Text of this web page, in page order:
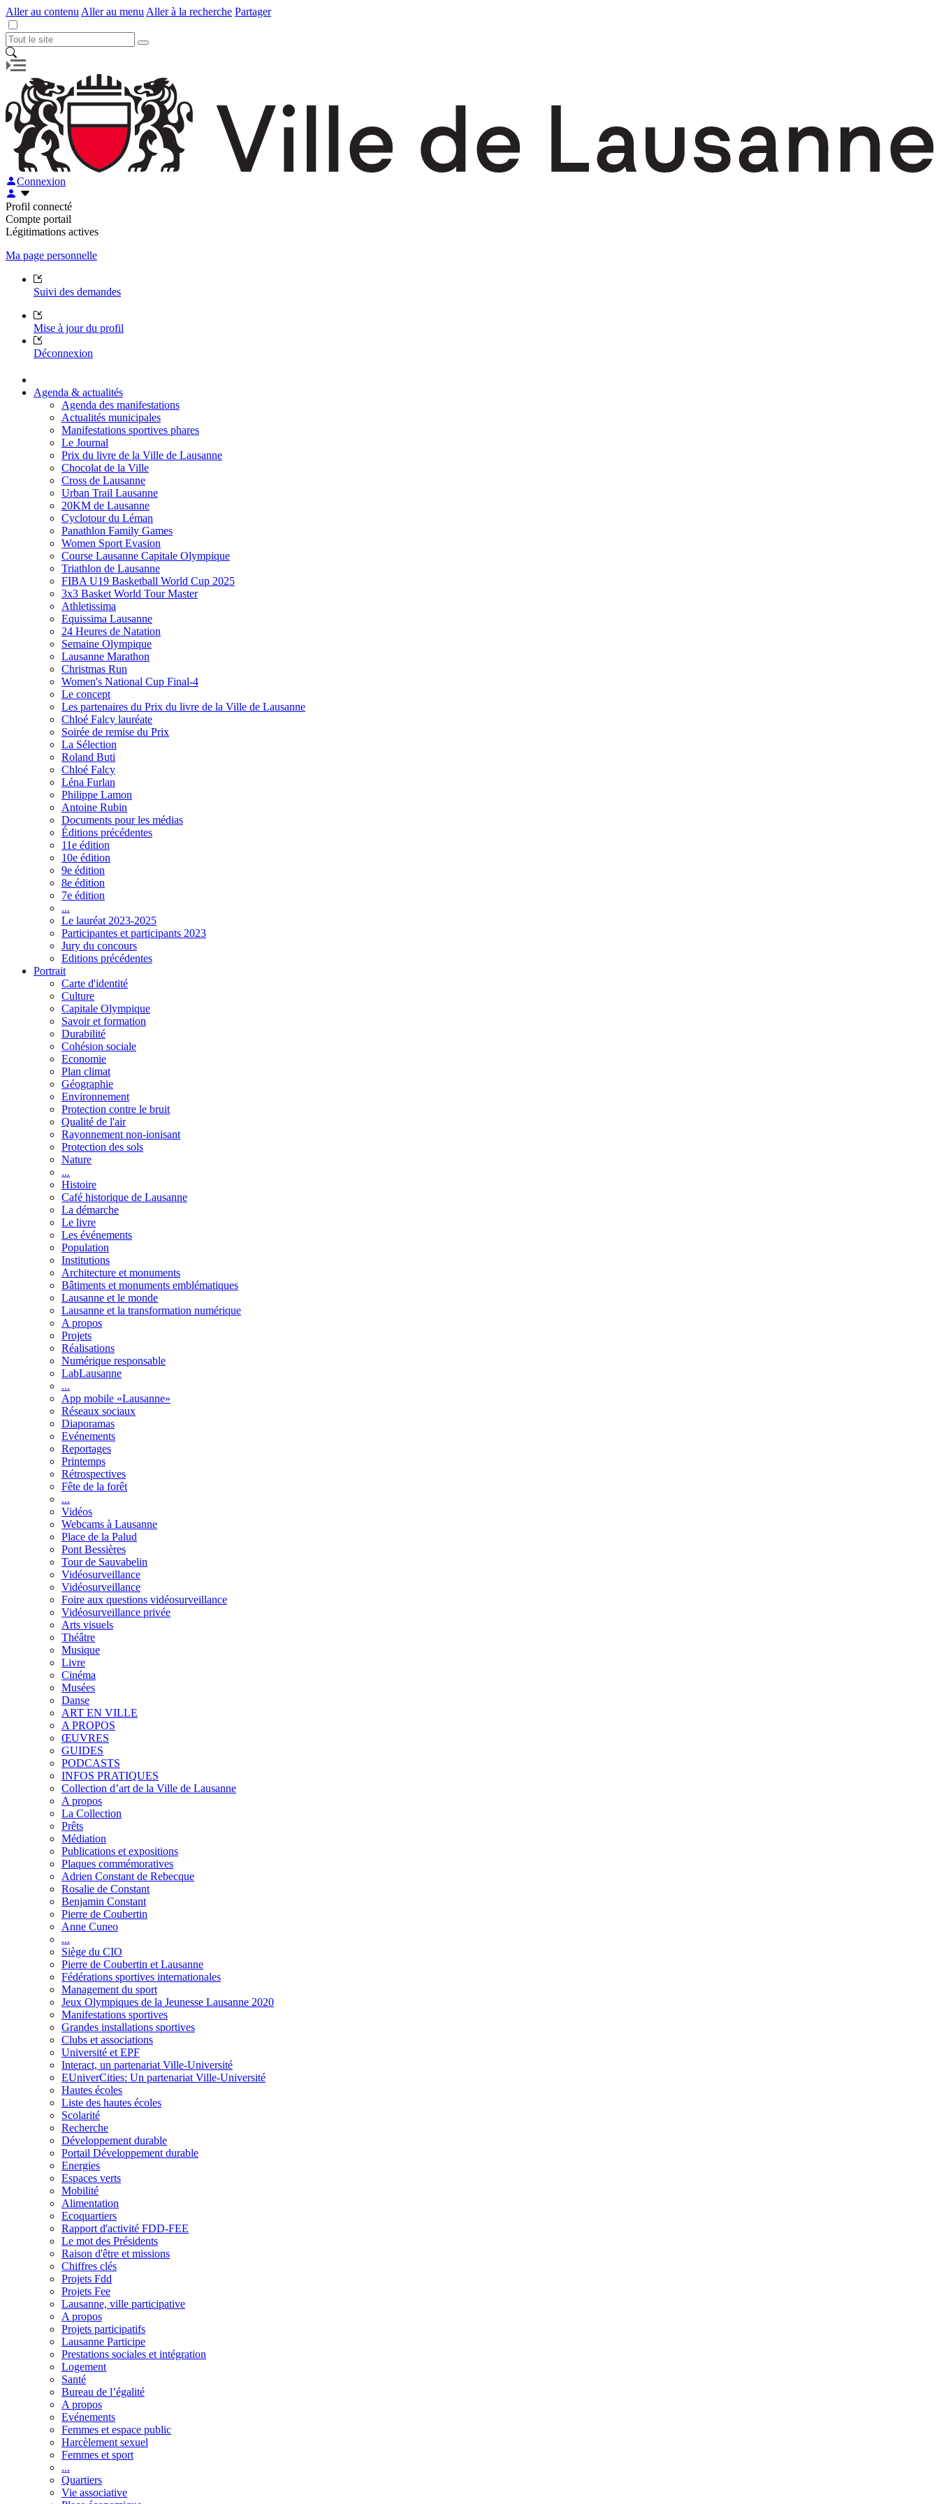
Aller au contenu Aller au menu Aller à la recherche Partager
Connexion
Profil connecté
Compte portail
Légitimations actives
Ma page personnelle
Suivi des demandes
Mise à jour du profil
Déconnexion
Agenda & actualités
Agenda des manifestations
Actualités municipales
Manifestations sportives phares
Le Journal
Prix du livre de la Ville de Lausanne
Chocolat de la Ville
Cross de Lausanne
Urban Trail Lausanne
20KM de Lausanne
Cyclotour du Léman
Panathlon Family Games
Women Sport Evasion
Course Lausanne Capitale Olympique
Triathlon de Lausanne
FIBA U19 Basketball World Cup 2025
3x3 Basket World Tour Master
Athletissima
Equissima Lausanne
24 Heures de Natation
Semaine Olympique
Lausanne Marathon
Christmas Run
Women's National Cup Final-4
Le concept
Les partenaires du Prix du livre de la Ville de Lausanne
Chloé Falcy lauréate
Soirée de remise du Prix
La Sélection
Roland Buti
Chloé Falcy
Léna Furlan
Philippe Lamon
Antoine Rubin
Documents pour les médias
Éditions précédentes
11e édition
10e édition
9e édition
8e édition
7e édition
...
Le lauréat 2023-2025
Participantes et participants 2023
Jury du concours
Editions précédentes
Portrait
Carte d'identité
Culture
Capitale Olympique
Savoir et formation
Durabilité
Cohésion sociale
Economie
Plan climat
Géographie
Environnement
Protection contre le bruit
Qualité de l'air
Rayonnement non-ionisant
Protection des sols
Nature
...
Histoire
Café historique de Lausanne
La démarche
Le livre
Les événements
Population
Institutions
Architecture et monuments
Bâtiments et monuments emblématiques
Lausanne et le monde
Lausanne et la transformation numérique
A propos
Projets
Réalisations
Numérique responsable
LabLausanne
...
App mobile «Lausanne»
Réseaux sociaux
Diaporamas
Evénements
Reportages
Printemps
Rétrospectives
Fête de la forêt
...
Vidéos
Webcams à Lausanne
Place de la Palud
Pont Bessières
Tour de Sauvabelin
Vidéosurveillance
Vidéosurveillance
Foire aux questions vidéosurveillance
Vidéosurveillance privée
Arts visuels
Théâtre
Musique
Livre
Cinéma
Musées
Danse
ART EN VILLE
A PROPOS
ŒUVRES
GUIDES
PODCASTS
INFOS PRATIQUES
Collection d’art de la Ville de Lausanne
A propos
La Collection
Prêts
Médiation
Publications et expositions
Plaques commémoratives
Adrien Constant de Rebecque
Rosalie de Constant
Benjamin Constant
Pierre de Coubertin
Anne Cuneo
...
Siège du CIO
Pierre de Coubertin et Lausanne
Fédérations sportives internationales
Management du sport
Jeux Olympiques de la Jeunesse Lausanne 2020
Manifestations sportives
Grandes installations sportives
Clubs et associations
Université et EPF
Interact, un partenariat Ville-Université
EUniverCities: Un partenariat Ville-Université
Hautes écoles
Liste des hautes écoles
Scolarité
Recherche
Développement durable
Portail Développement durable
Energies
Espaces verts
Mobilité
Alimentation
Ecoquartiers
Rapport d'activité FDD-FEE
Le mot des Présidents
Raison d'être et missions
Chiffres clés
Projets Fdd
Projets Fee
Lausanne, ville participative
A propos
Projets participatifs
Lausanne Participe
Prestations sociales et intégration
Logement
Santé
Bureau de l’égalité
A propos
Evénements
Femmes et espace public
Harcèlement sexuel
Femmes et sport
...
Quartiers
Vie associative